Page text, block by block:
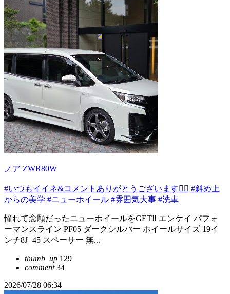
ノア ZWR80W
#いつもイイネ&コメントありがとうございます🙇‍♂️ #斜め上
からの美学 #ニューホイール #雰囲気大事 #洗車
憧れて念願だったニューホイールをGET‼️ エンケイ パフォ
ーマンスライン PF05 ダークシルバー ホイールサイズ 19イ
ンチ8J+45 スペーサー 無...
thumb_up 129
comment34
2026/07/28 06:34